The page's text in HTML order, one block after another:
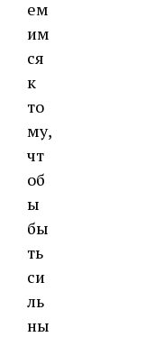
ем
им
ся
к
то
му,
чт
об
ы
бы
ть
си
ль
ны